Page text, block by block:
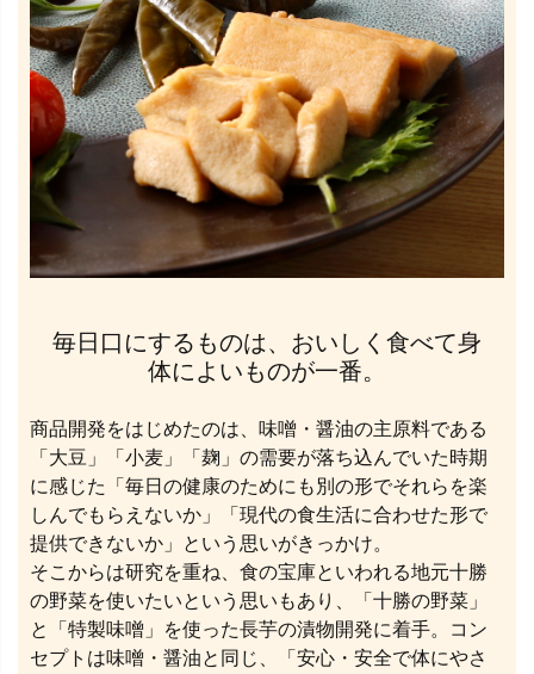
毎日口にするものは、おいしく食べて身
体によいものが一番。
商品開発をはじめたのは、味噌・醤油の主原料である
「大豆」「小麦」「麹」の需要が落ち込んでいた時期
に感じた「毎日の健康のためにも別の形でそれらを楽
しんでもらえないか」「現代の食生活に合わせた形で
提供できないか」という思いがきっかけ。
そこからは研究を重ね、食の宝庫といわれる地元十勝
の野菜を使いたいという思いもあり、「十勝の野菜」
と「特製味噌」を使った長芋の漬物開発に着手。コン
セプトは味噌・醤油と同じ、「安心・安全で体にやさ